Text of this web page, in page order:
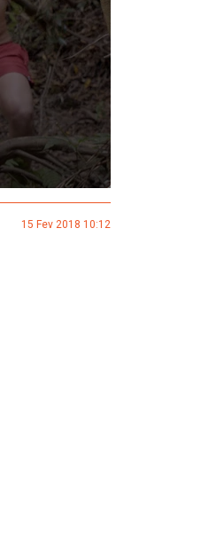
15 Fev 2018 10:12